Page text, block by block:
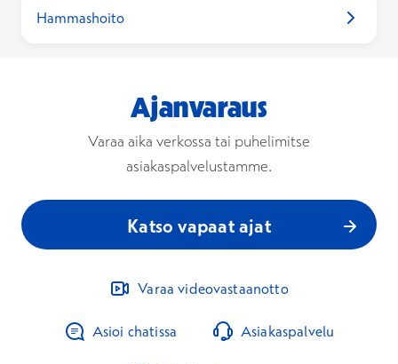
Hammashoito
Ajanvaraus
Varaa aika verkossa tai puhelimitse
asiakaspalvelustamme.
Katso vapaat ajat
Varaa videovastaanotto
Asioi chatissa Asiakaspalvelu